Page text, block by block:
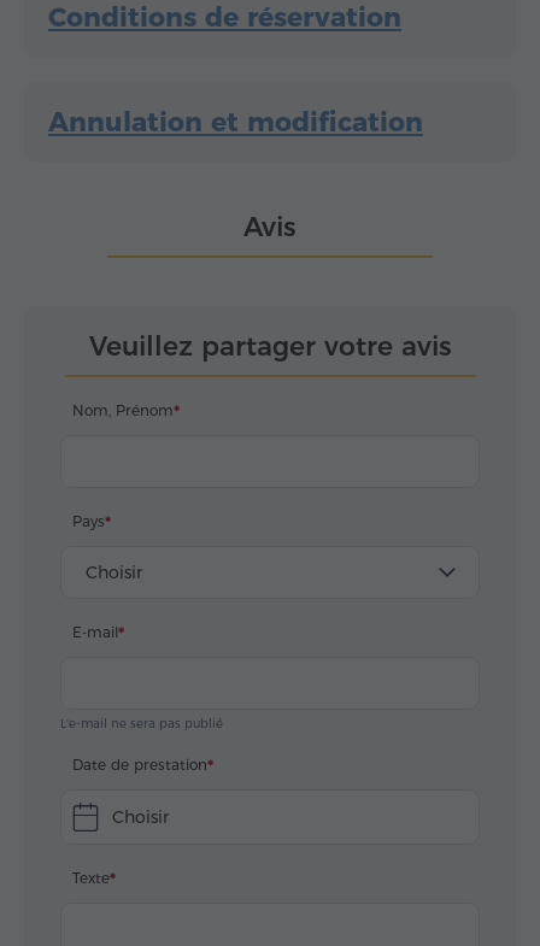
Conditions de réservation
Annulation et modification
Avis
Veuillez partager votre avis
Nom, Prénom
Pays
Choisir
E-mail
L'e-mail ne sera pas publié
Date de prestation
Choisir
Texte